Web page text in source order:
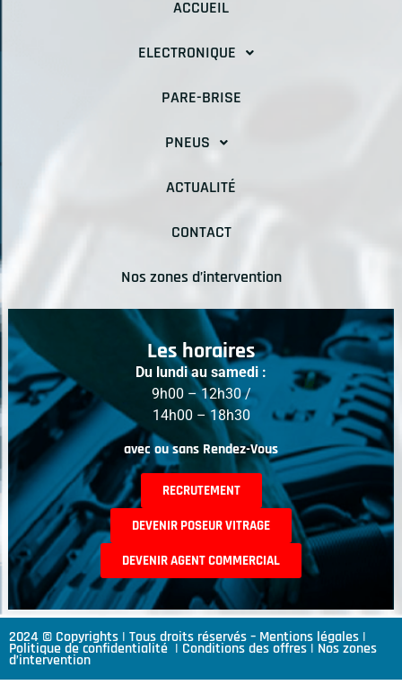
ACCUEIL
ELECTRONIQUE
PARE-BRISE
PNEUS
ACTUALITÉ
CONTACT
Nos zones d’intervention
Les horaires
Du lundi au samedi :
9h00 – 12h30 /
14h00 – 18h30
avec ou sans Rendez-Vous
RECRUTEMENT
DEVENIR POSEUR VITRAGE
DEVENIR AGENT COMMERCIAL
2024 © Copyrights | Tous droits réservés – Mentions légales |
Politique de confidentialité | Conditions des offres | Nos zones
d’intervention